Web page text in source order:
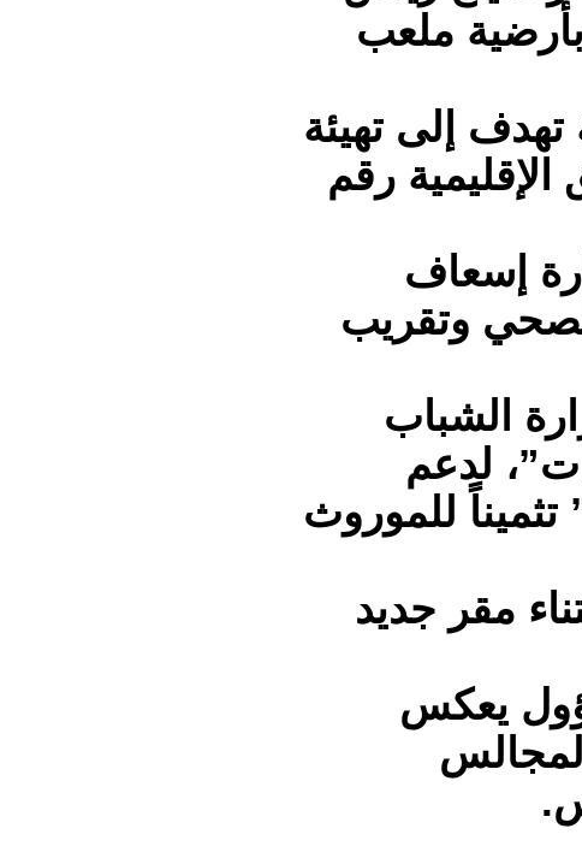
ملعب
إلى تهيئة
رقم
إسعاف
وتقريب
الشباب
لدعم
للموروث
مقر جديد
يعكس